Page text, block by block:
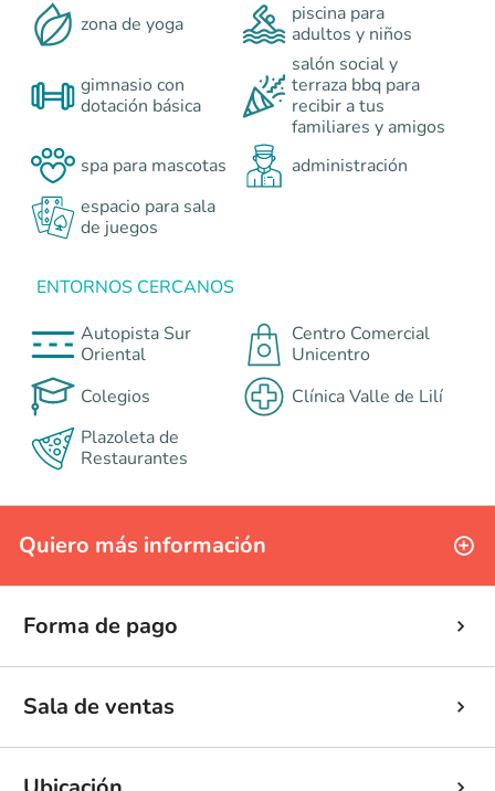
zona de yoga
piscina para
adultos y niños
gimnasio con
dotación básica
salón social y
terraza bbq para
recibir a tus
familiares y amigos
spa para mascotas
administración
espacio para sala
de juegos
ENTORNOS CERCANOS
Autopista Sur
Oriental
Centro Comercial
Unicentro
Colegios
Clínica Valle de Lilí
Plazoleta de
Restaurantes
Quiero más información
Forma de pago
Sala de ventas